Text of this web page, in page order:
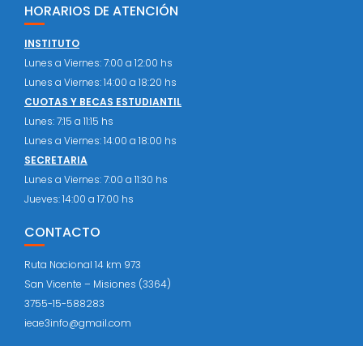
HORARIOS DE ATENCIÓN
INSTITUTO
Lunes a Viernes: 7:00 a 12:00 hs
Lunes a Viernes: 14:00 a 18:20 hs
CUOTAS Y BECAS ESTUDIANTIL
Lunes: 7:15 a 11:15 hs
Lunes a Viernes: 14:00 a 18:00 hs
SECRETARIA
Lunes a Viernes: 7:00 a 11:30 hs
Jueves: 14:00 a 17:00 hs
CONTACTO
Ruta Nacional 14 km 973
San Vicente – Misiones (3364)
3755-15-588283
ieae3info@gmail.com